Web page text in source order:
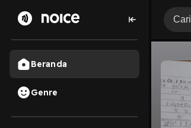
Beranda
Genre